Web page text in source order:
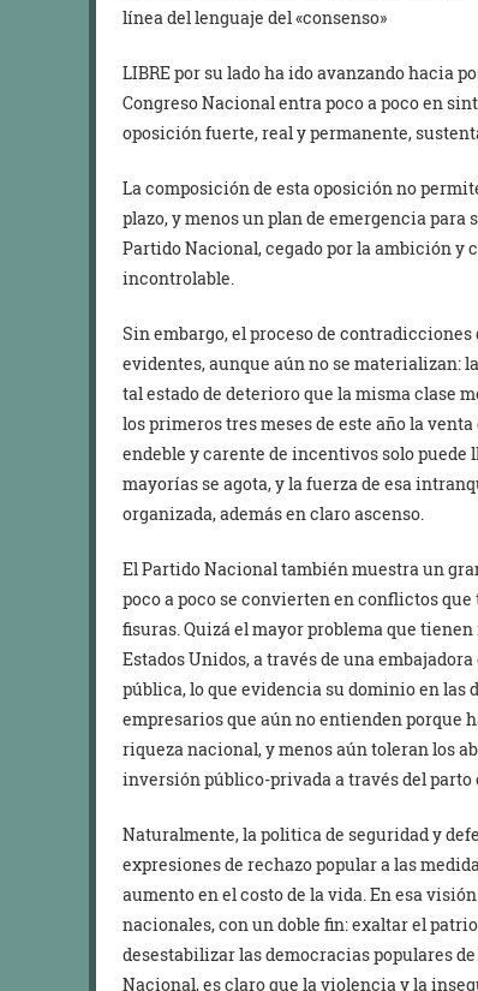
línea del lenguaje del «consenso»
LIBRE por su lado ha ido avanzando hacia
Congreso Nacional entra poco a poco en
oposición fuerte, real y permanente,
La composición de esta oposición no
plazo, y menos un plan de emergencia para
Partido Nacional, cegado por la ambición
incontrolable.
Sin embargo, el proceso de
evidentes, aunque aún no se materializan:
tal estado de deterioro que la misma clase
los primeros tres meses de este año la
endeble y carente de incentivos solo puede
mayorías se agota, y la fuerza de esa
organizada, además en claro ascenso.
El Partido Nacional también muestra un
poco a poco se convierten en conflictos
fisuras. Quizá el mayor problema que
Estados Unidos, a través de una
pública, lo que evidencia su dominio en las
empresarios que aún no entienden porque
riqueza nacional, y menos aún toleran los
inversión público-privada a través del parto
Naturalmente, la politica de seguridad y
expresiones de rechazo popular a las
aumento en el costo de la vida. En esa
nacionales, con un doble fin: exaltar el
desestabilizar las democracias populares
Nacional, es claro que la violencia y la